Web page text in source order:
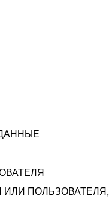
ПОЛЬЗОВАТЕЛЯ,